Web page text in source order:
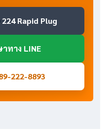
Rapid Plug
ทาง LINE
222-8893